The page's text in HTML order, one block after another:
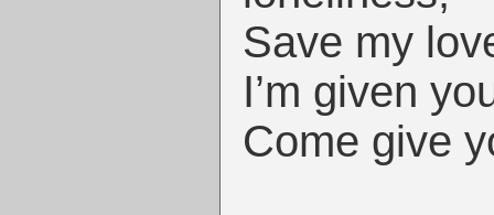
Save my
I’m given
Come give